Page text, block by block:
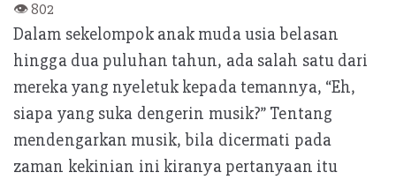
b
oo
k
itt
er s
A
p
p
Dalam sekelompok anak muda usia belasan
hingga dua puluhan tahun, ada salah satu dari
mereka yang nyeletuk kepada temannya, “Eh,
siapa yang suka dengerin musik?” Tentang
mendengarkan musik, bila dicermati pada
zaman kekinian ini kiranya pertanyaan itu